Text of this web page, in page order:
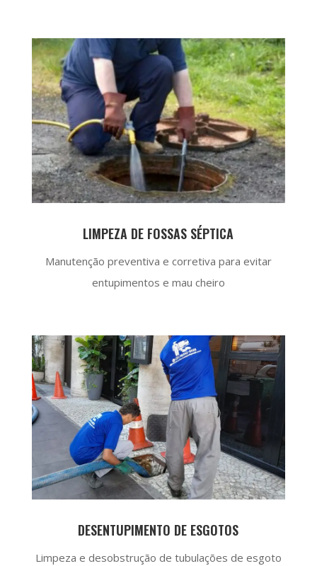
LIMPEZA DE FOSSAS SÉPTICA
Manutenção preventiva e corretiva para evitar
entupimentos e mau cheiro
DESENTUPIMENTO DE ESGOTOS
Limpeza e desobstrução de tubulações de esgoto